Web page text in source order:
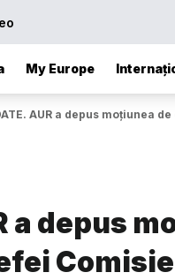
My Europe
AUR a depus moțiunea
a depus